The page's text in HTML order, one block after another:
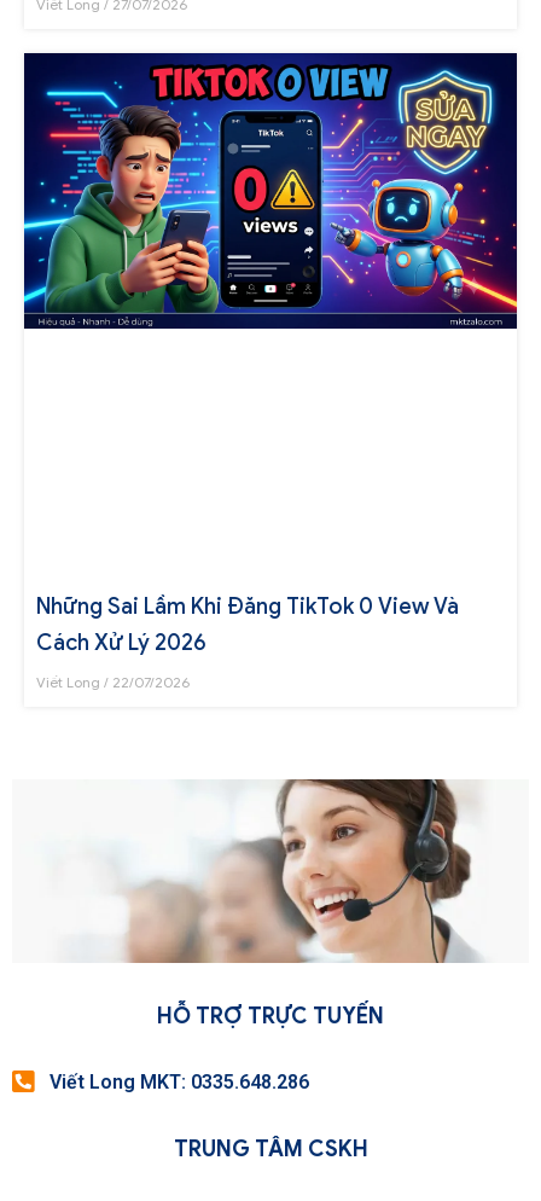
Viết Long 27/07/2026
Những Sai Lầm Khi Đăng TikTok 0 View Và
Cách Xử Lý 2026
Viết Long 22/07/2026
HỖ TRỢ TRỰC TUYẾN
Viết Long MKT: 0335.648.286
TRUNG TÂM CSKH